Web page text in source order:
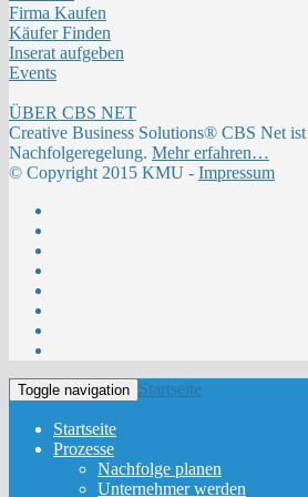
Firma Kaufen
Käufer Finden
Inserat aufgeben
Events
ÜBER CBS NET
Creative Business Solutions® CBS Net
Nachfolgeregelung. Mehr erfahren…
© Copyright 2015 KMU - Impressum
Toggle navigation Startseite
Startseite
Prozesse
Nachfolge planen
Unternehmer werden